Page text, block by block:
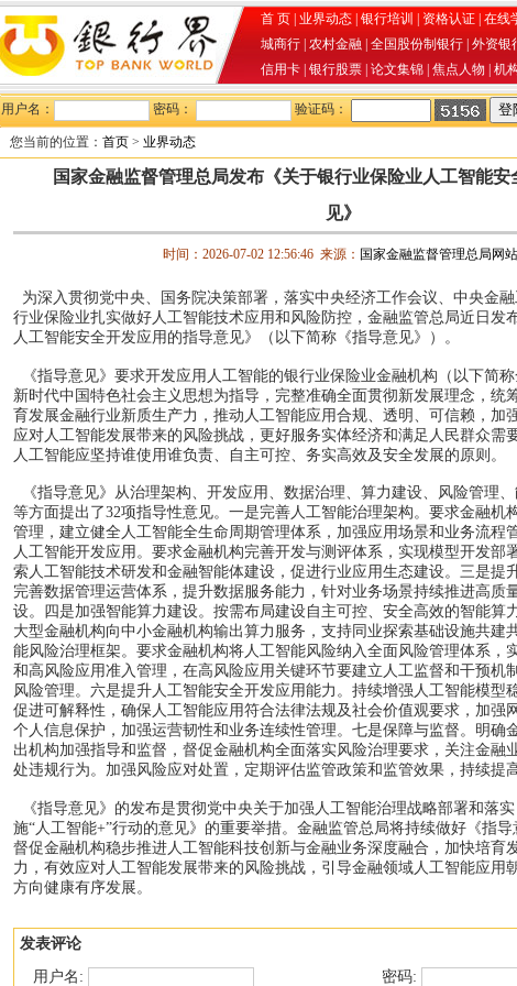
首 页 业界动态 银行培训 资格认证 在线
城商行 农村金融 全国股份制银行 外资银
信用卡 银行股票 论文集锦 焦点人物 机
用户名： 密码： 验证码：
您当前的位置： 首页 > 业界动态
国家金融监督管理总局发布《关于银行业保险业人工智能
见》
时间：2026-07-02 12:56:46 来源： 国家金融监督管理总局网站
为深入贯彻党中央、国务院决策部署，落实中央经济工作会议、中央金
行业保险业扎实做好人工智能技术应用和风险防控，金融监管总局近日发
人工智能安全开发应用的指导意见》（以下简称《指导意见》）。
《指导意见》要求开发应用人工智能的银行业保险业金融机构（以下简
新时代中国特色社会主义思想为指导，完整准确全面贯彻新发展理念，统
育发展金融行业新质生产力，推动人工智能应用合规、透明、可信赖，加
应对人工智能发展带来的风险挑战，更好服务实体经济和满足人民群众需
人工智能应坚持谁使用谁负责、自主可控、务实高效及安全发展的原则。
《指导意见》从治理架构、开发应用、数据治理、算力建设、风险管理
等方面提出了32项指导性意见。一是完善人工智能治理架构。要求金融机
管理，建立健全人工智能全生命周期管理体系，加强应用场景和业务流程
人工智能开发应用。要求金融机构完善开发与测评体系，实现模型开发部
索人工智能技术研发和金融智能体建设，促进行业应用生态建设。三是提
完善数据管理运营体系，提升数据服务能力，针对业务场景持续推进高质
设。四是加强智能算力建设。按需布局建设自主可控、安全高效的智能算
大型金融机构向中小金融机构输出算力服务，支持同业探索基础设施共建
能风险治理框架。要求金融机构将人工智能风险纳入全面风险管理体系，
和高风险应用准入管理，在高风险应用关键环节要建立人工监督和干预机
风险管理。六是提升人工智能安全开发应用能力。持续增强人工智能模型
促进可解释性，确保人工智能应用符合法律法规及社会价值观要求，加强
个人信息保护，加强运营韧性和业务连续性管理。七是保障与监督。明确
出机构加强指导和监督，督促金融机构全面落实风险治理要求，关注金融
处违规行为。加强风险应对处置，定期评估监管政策和监管效果，持续提
《指导意见》的发布是贯彻党中央关于加强人工智能治理战略部署和落
施“人工智能+”行动的意见》的重要举措。金融监管总局将持续做好《指导
督促金融机构稳步推进人工智能科技创新与金融业务深度融合，加快培育
力，有效应对人工智能发展带来的风险挑战，引导金融领域人工智能应用
方向健康有序发展。
发表评论
用户名:
密码: